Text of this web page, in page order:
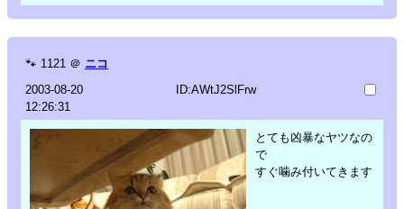
🐾 1121 ＠ ニコ
2003-08-20
12:26:31
ID:AWtJ2SlFrw
とても凶暴なヤツなの
で
すぐ噛み付いてきます